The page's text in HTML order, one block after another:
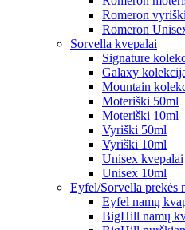
Romeron
Romeron
Sorvella kvepalai
Signature
Galaxy
Mountain
Moteriški 50ml
Moteriški 10ml
Vyriški 50ml
Vyriški 10ml
Unisex kvepalai
Unisex 10ml
Eyfel/Sorvella prekės
Eyfel namų
BigHill namų